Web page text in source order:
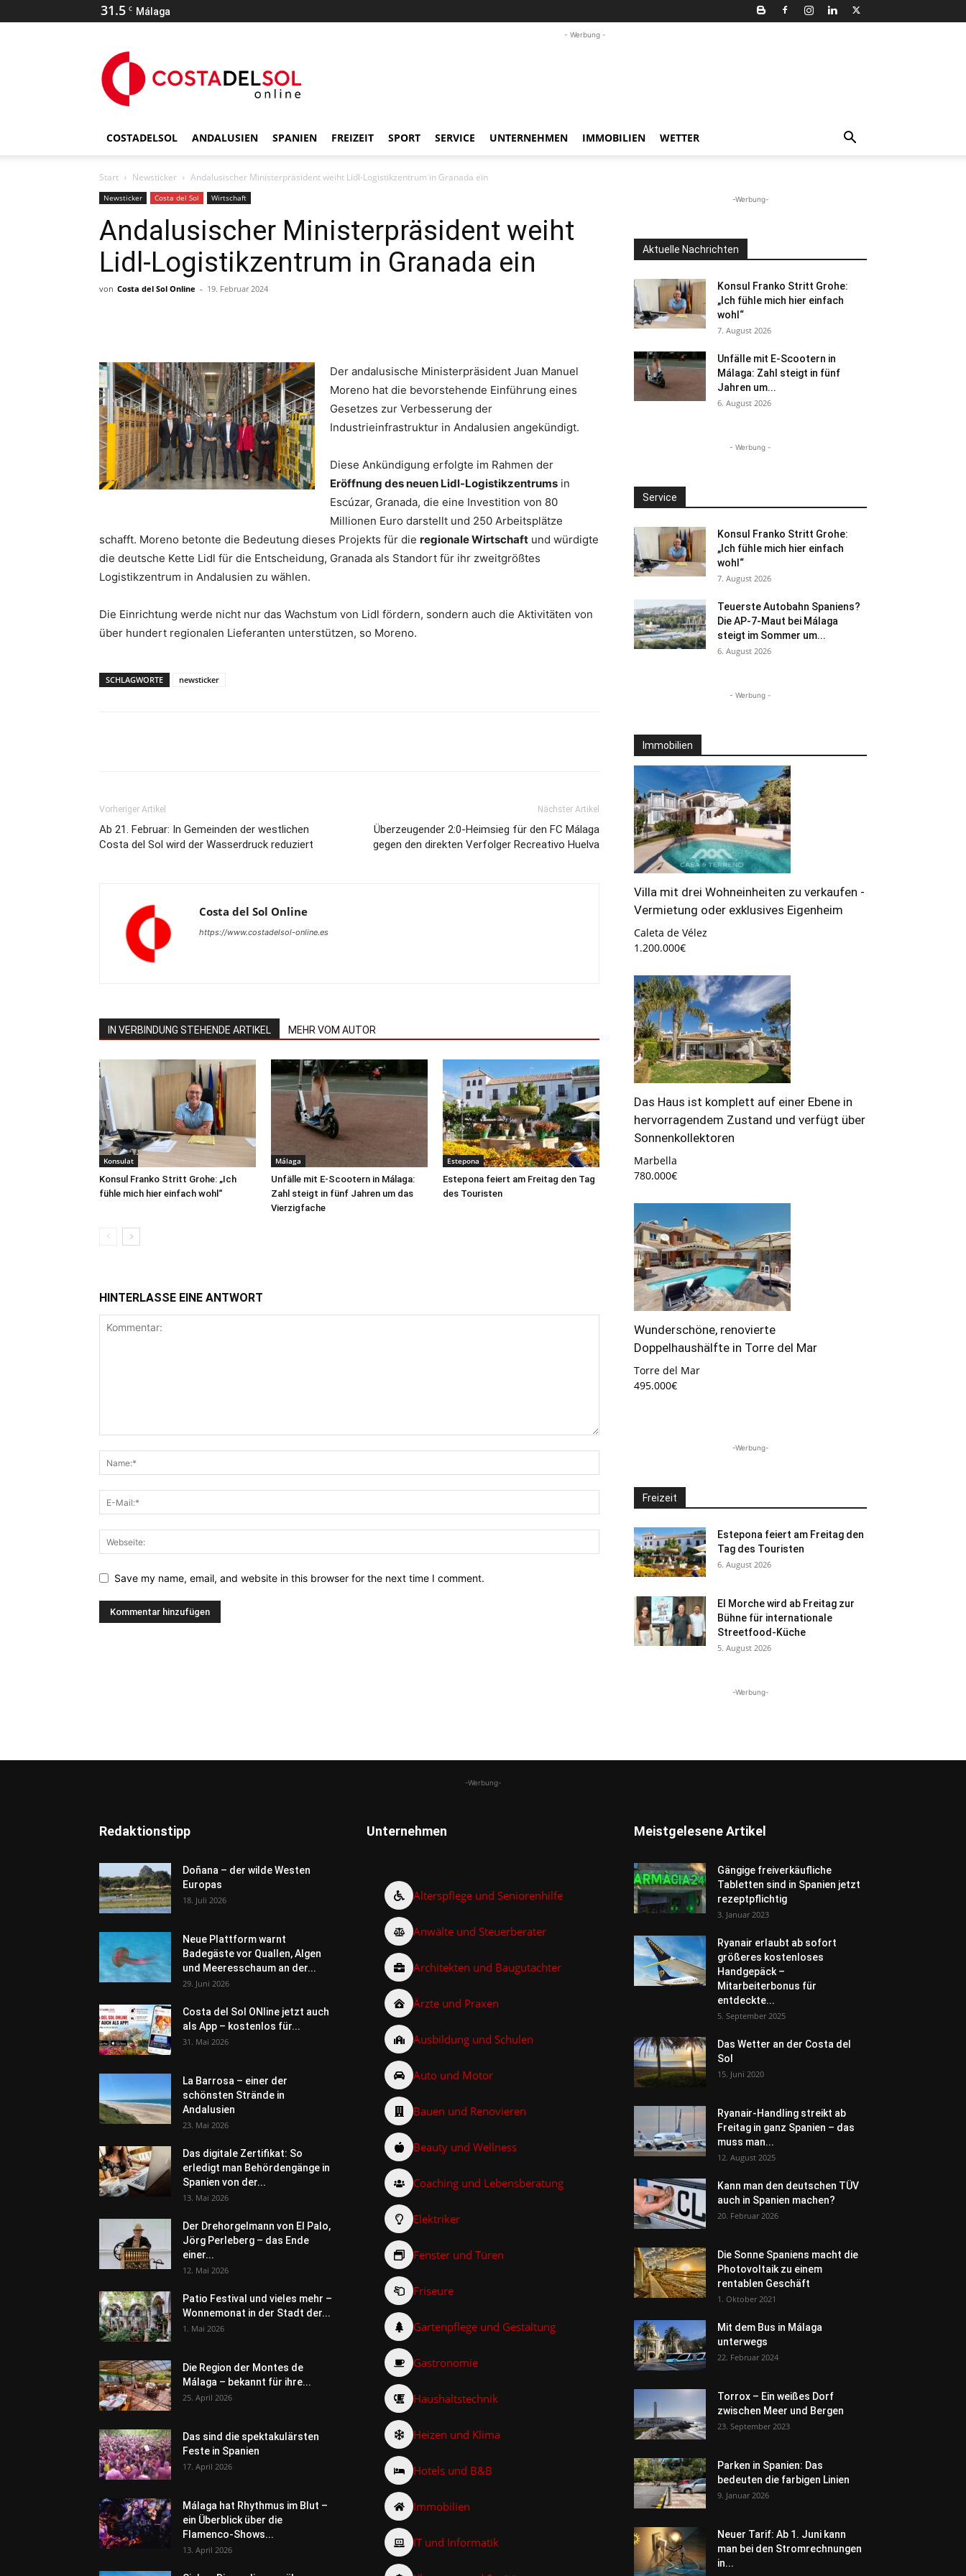
31.5 C Málaga
- Werbung -
COSTADELSOL ANDALUSIEN SPANIEN FREIZEIT SPORT SERVICE UNTERNEHMEN IMMOBILIEN WETTER
Start Newsticker Andalusischer Ministerpräsident weiht Lidl-Logistikzentrum in Granada ein
Newsticker Costa del Sol Wirtschaft
Andalusischer Ministerpräsident weiht
Lidl-Logistikzentrum in Granada ein
von Costa del Sol Online - 19. Februar 2024
Der andalusische Ministerpräsident Juan Manuel
Moreno hat die bevorstehende Einführung eines
Gesetzes zur Verbesserung der
Industrieinfrastruktur in Andalusien angekündigt.
Diese Ankündigung erfolgte im Rahmen der
Eröffnung des neuen Lidl-Logistikzentrums in
Escúzar, Granada, die eine Investition von 80
Millionen Euro darstellt und 250 Arbeitsplätze
schafft. Moreno betonte die Bedeutung dieses Projekts für die regionale Wirtschaft und würdigte
die deutsche Kette Lidl für die Entscheidung, Granada als Standort für ihr zweitgrößtes
Logistikzentrum in Andalusien zu wählen.
Die Einrichtung werde nicht nur das Wachstum von Lidl fördern, sondern auch die Aktivitäten von
über hundert regionalen Lieferanten unterstützen, so Moreno.
SCHLAGWORTE newsticker
Vorheriger Artikel
Ab 21. Februar: In Gemeinden der westlichen
Costa del Sol wird der Wasserdruck reduziert
Nächster Artikel
Überzeugender 2:0-Heimsieg für den FC Málaga
gegen den direkten Verfolger Recreativo Huelva
Costa del Sol Online
https://www.costadelsol-online.es
IN VERBINDUNG STEHENDE ARTIKEL MEHR VOM AUTOR
Konsulat
Konsul Franko Stritt Grohe: „Ich
fühle mich hier einfach wohl“
Málaga
Unfälle mit E-Scootern in Málaga:
Zahl steigt in fünf Jahren um das
Vierzigfache
Estepona
Estepona feiert am Freitag den Tag
des Touristen
HINTERLASSE EINE ANTWORT
Save my name, email, and website in this browser for the next time I comment.
-Werbung-
Aktuelle Nachrichten
Konsul Franko Stritt Grohe:
„Ich fühle mich hier einfach
wohl“
7. August 2026
Unfälle mit E-Scootern in
Málaga: Zahl steigt in fünf
Jahren um...
6. August 2026
- Werbung -
Service
Konsul Franko Stritt Grohe:
„Ich fühle mich hier einfach
wohl“
7. August 2026
Teuerste Autobahn Spaniens?
Die AP-7-Maut bei Málaga
steigt im Sommer um...
6. August 2026
- Werbung -
Immobilien
Villa mit drei Wohneinheiten zu verkaufen -
Vermietung oder exklusives Eigenheim
Caleta de Vélez
1.200.000€
Das Haus ist komplett auf einer Ebene in
hervorragendem Zustand und verfügt über
Sonnenkollektoren
Marbella
780.000€
Wunderschöne, renovierte
Doppelhaushälfte in Torre del Mar
Torre del Mar
495.000€
-Werbung-
Freizeit
Estepona feiert am Freitag den
Tag des Touristen
6. August 2026
El Morche wird ab Freitag zur
Bühne für internationale
Streetfood-Küche
5. August 2026
-Werbung-
-Werbung-
Redaktionstipp
Doñana – der wilde Westen
Europas
18. Juli 2026
Neue Plattform warnt
Badegäste vor Quallen, Algen
und Meeresschaum an der...
29. Juni 2026
Costa del Sol ONline jetzt auch
als App – kostenlos für...
31. Mai 2026
La Barrosa – einer der
schönsten Strände in
Andalusien
23. Mai 2026
Das digitale Zertifikat: So
erledigt man Behördengänge in
Spanien von der...
13. Mai 2026
Der Drehorgelmann von El Palo,
Jörg Perleberg – das Ende
einer...
12. Mai 2026
Patio Festival und vieles mehr –
Wonnemonat in der Stadt der...
1. Mai 2026
Die Region der Montes de
Málaga – bekannt für ihre...
25. April 2026
Das sind die spektakulärsten
Feste in Spanien
17. April 2026
Málaga hat Rhythmus im Blut –
ein Überblick über die
Flamenco-Shows...
13. April 2026
Unternehmen
Alterspflege und Seniorenhilfe
Anwälte und Steuerberater
Architekten und Baugutachter
Ärzte und Praxen
Ausbildung und Schulen
Auto und Motor
Bauen und Renovieren
Beauty und Wellness
Coaching und Lebensberatung
Elektriker
Fenster und Türen
Friseure
Gartenpflege und Gestaltung
Gastronomie
Haushaltstechnik
Heizen und Klima
Hotels und B&B
Immobilien
IT und Informatik
Meistgelesene Artikel
Gängige freiverkäufliche
Tabletten sind in Spanien jetzt
rezeptpflichtig
3. Januar 2023
Ryanair erlaubt ab sofort
größeres kostenloses
Handgepäck –
Mitarbeiterbonus für
entdeckte...
5. September 2025
Das Wetter an der Costa del
Sol
15. Juni 2020
Ryanair-Handling streikt ab
Freitag in ganz Spanien – das
muss man...
12. August 2025
Kann man den deutschen TÜV
auch in Spanien machen?
20. Februar 2026
Die Sonne Spaniens macht die
Photovoltaik zu einem
rentablen Geschäft
1. Oktober 2021
Mit dem Bus in Málaga
unterwegs
22. Februar 2024
Torrox – Ein weißes Dorf
zwischen Meer und Bergen
23. September 2023
Parken in Spanien: Das
bedeuten die farbigen Linien
9. Januar 2026
Neuer Tarif: Ab 1. Juni kann
man bei den Stromrechnungen
in...